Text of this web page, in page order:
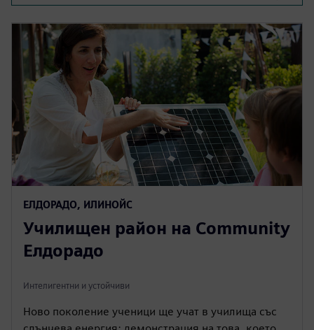
ЕЛДОРАДО, ИЛИНОЙС
Училищен район на Community
Елдорадо
Интелигентни и устойчиви
Ново поколение ученици ще учат в училища със